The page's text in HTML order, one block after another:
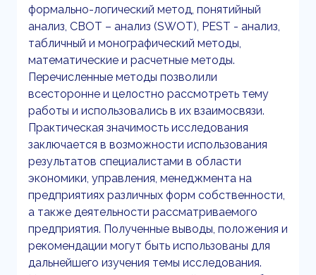
формально-логический метод, понятийный
анализ, СВОТ – анализ (SWOT), PEST - анализ,
табличный и монографический методы,
математические и расчетные методы.
Перечисленные методы позволили
всесторонне и целостно рассмотреть тему
работы и использовались в их взаимосвязи.
Практическая значимость исследования
заключается в возможности использования
результатов специалистами в области
экономики, управления, менеджмента на
предприятиях различных форм собственности,
а также деятельности рассматриваемого
предприятия. Полученные выводы, положения и
рекомендации могут быть использованы для
дальнейшего изучения темы исследования.